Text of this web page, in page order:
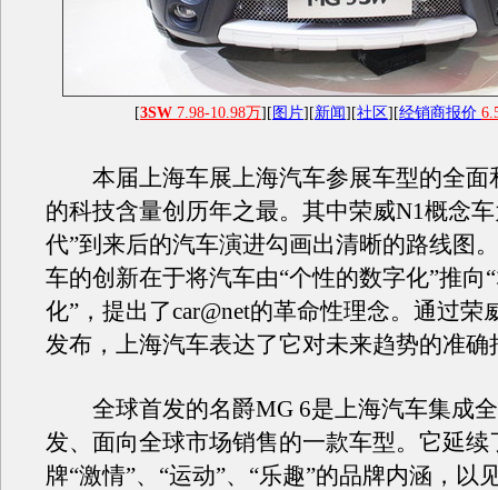
[3SW 7.98-10.98万][ 图片][新闻][社区][经销商报价
本届上海车展上海汽车参展车型的全面
的科技含量创历年之最。其中荣威N1概念车
代”到来后的汽车演进勾画出清晰的路线图
车的创新在于将汽车由“个性的数字化”推向
化”，提出了car@net的革命性理念。通过荣
发布，上海汽车表达了它对未来趋势的准确
全球首发的名爵MG 6是上海汽车集成
发、面向全球市场销售的一款车型。它延续
牌“激情”、“运动”、“乐趣”的品牌内涵，以